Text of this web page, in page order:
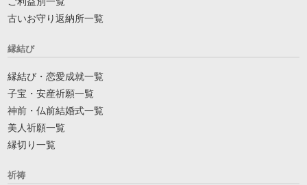
古いお守り返納所一覧
縁結び
縁結び・恋愛成就一覧
子宝・安産祈願一覧
神前・仏前結婚式一覧
美人祈願一覧
縁切り一覧
祈祷